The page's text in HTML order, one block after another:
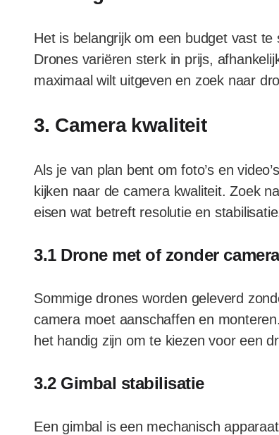
Het is belangrijk om een budget vast
Drones variëren sterk in prijs,
maximaal wilt uitgeven en zoek naar
3. Camera kwaliteit
Als je van plan bent om foto’s en
kijken naar de camera kwaliteit. Zoek
eisen wat betreft resolutie en
3.1 Drone met of zonder camera
Sommige drones worden geleverd
camera moet aanschaffen en
het handig zijn om te kiezen voor een
3.2 Gimbal stabilisatie
Een gimbal is een mechanisch